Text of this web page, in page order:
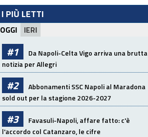
I PIÙ LETTI
OGGI IERI
#1
Da Napoli-Celta Vigo arriva una brutta
notizia per Allegri
#2
Abbonamenti SSC Napoli al Maradona
sold out per la stagione 2026-2027
#3
Favasuli-Napoli, affare fatto: c'è
l'accordo col Catanzaro, le cifre